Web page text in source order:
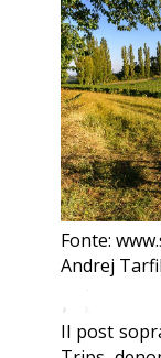
Fonte:
Andrej
Il post